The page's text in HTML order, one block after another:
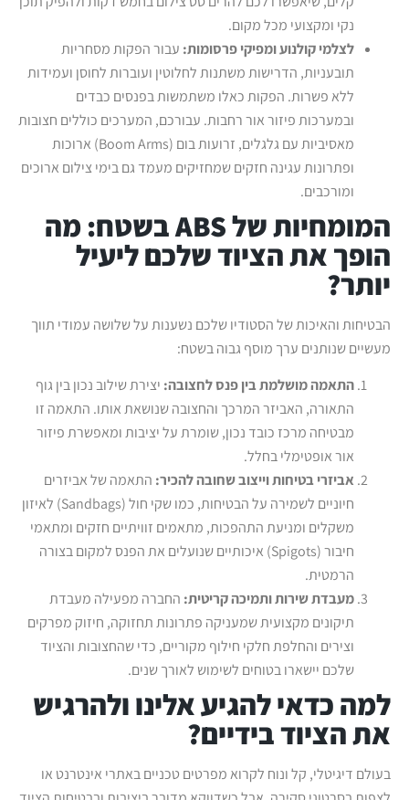
נקי ומקצועי מכל מקום.
לצלמי קולנוע ומפיקי פרסומות:עבור הפקות מסחריות
תובעניות, הדרישות משתנות לחלוטין ועוברות לחוסן ועמידות
ללא פשרות. הפקות כאלו משתמשות בפנסים כבדים
ובמערכות פיזור אור רחבות. עבורכם, המערכים כוללים חצובות
מאסיביות עם גלגלים, זרועות בום (Boom Arms) ארוכות
ופתרונות עגינה חזקים שמחזיקים מעמד גם בימי צילום ארוכים
ומורכבים.
המומחיות שלABSבשטח: מה
הופך את הציוד שלכם ליעיל
יותר?
הבטיחות והאיכות של הסטודיו שלכם נשענות על שלושה עמודי תווך
מעשיים שנותנים ערך מוסף גבוה בשטח:
התאמה מושלמת בין פנס לחצובה:יצירת שילוב נכון בין גוף
התאורה, האביזר המרכך והחצובה שנושאת אותו. התאמה זו
מבטיחה מרכז כובד נכון, שומרת על יציבות ומאפשרת פיזור
אור אופטימלי בחלל.
אביזרי בטיחות וייצוב שחובה להכיר:התאמה של אביזרים
חיוניים לשמירה על הבטיחות, כמו שקי חול (Sandbags) לאיזון
משקלים ומניעת התהפכות, מתאמים זוויתיים חזקים ומתאמי
חיבור (Spigots) איכותיים שנועלים את הפנס למקום בצורה
הרמטית.
מעבדת שירות ותמיכה קריטית:החברה מפעילה מעבדת
תיקונים מקצועית שמעניקה פתרונות תחזוקה, חיזוק מפרקים
וצירים והחלפת חלקי חילוף מקוריים, כדי שהחצובות והציוד
שלכם יישארו בטוחים לשימוש לאורך שנים.
למה כדאי להגיע אלינו ולהרגיש
את הציוד בידיים?
בעולם דיגיטלי, קל ונוח לקרוא מפרטים טכניים באתרי אינטרנט או